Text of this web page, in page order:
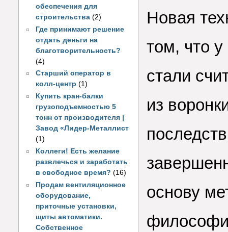
обеспечения для
строительства (2)
Где принимают решение
отдать деньги на
благотворительность?
(4)
Старший оператор в
колл-центр (1)
Купить кран-балки
грузоподъемностью 5
тонн от производителя |
Завод «Лидер-Металлист
(1)
Коллеги! Есть желание
развлечься и заработать
в свободное время? (16)
Продам вентиляционное
оборудование,
приточные установки,
щиты автоматики.
Собственное
Новая
том, что
стали
из
основу